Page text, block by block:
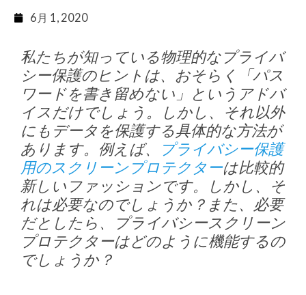
6月 1, 2020
私たちが知っている物理的なプライバ
シー保護のヒントは、おそらく「パス
ワードを書き留めない」というアドバ
イスだけでしょう。しかし、それ以外
にもデータを保護する具体的な方法が
あります。例えば、
プライバシー保護
用のスクリーンプロテクターは比較的
新しいファッションです。しかし、そ
れは必要なのでしょうか？また、必要
だとしたら、プライバシースクリーン
プロテクターはどのように機能するの
でしょうか？